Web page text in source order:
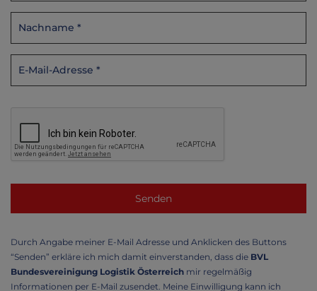
Durch Angabe meiner E-Mail Adresse und Anklicken des Buttons
“Senden” erkläre ich mich damit einverstanden, dass die BVL
Bundesvereinigung Logistik Österreich mir regelmäßig
Informationen per E-Mail zusendet. Meine Einwilligung kann ich